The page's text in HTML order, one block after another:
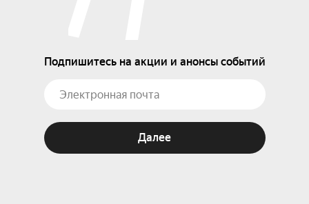
Подпишитесь на акции и анонсы событий
Далее